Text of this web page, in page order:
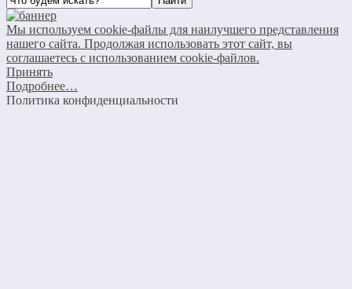
Мы используем cookie-файлы для наилучшего представления
нашего сайта. Продолжая использовать этот сайт, вы
соглашаетесь с использованием cookie-файлов.
Принять
Подробнее…
Политика конфиденциальности